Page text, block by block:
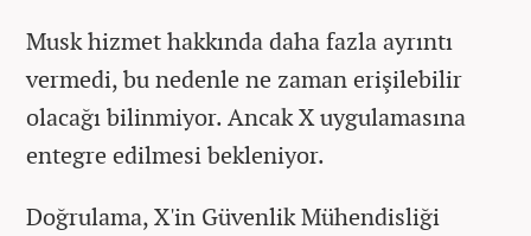
Musk hizmet hakkında daha fazla ayrıntı
vermedi, bu nedenle ne zaman erişilebilir
olacağı bilinmiyor. Ancak X uygulamasına
entegre edilmesi bekleniyor.
Doğrulama, X'in Güvenlik Mühendisliği